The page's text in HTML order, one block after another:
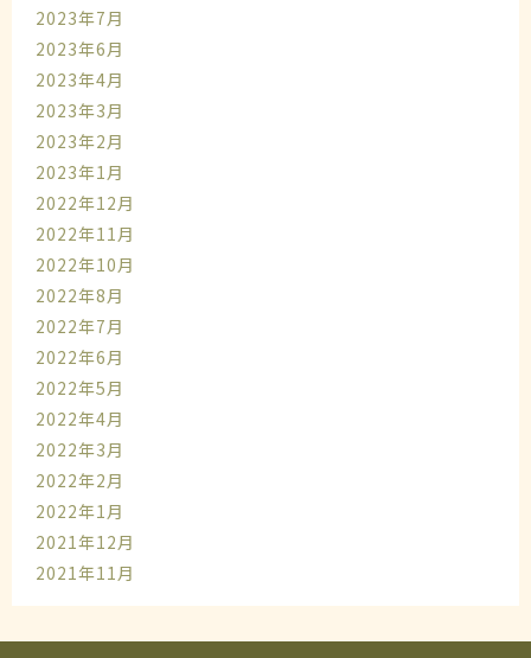
2023年7月
2023年6月
2023年4月
2023年3月
2023年2月
2023年1月
2022年12月
2022年11月
2022年10月
2022年8月
2022年7月
2022年6月
2022年5月
2022年4月
2022年3月
2022年2月
2022年1月
2021年12月
2021年11月